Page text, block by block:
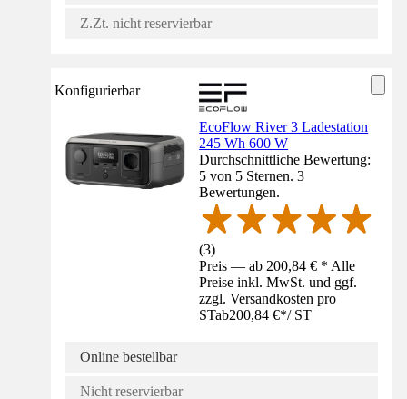
Z.Zt. nicht reservierbar
Konfigurierbar
EcoFlow River 3 Ladestation
245 Wh 600 W
Durchschnittliche Bewertung:
5 von 5 Sternen. 3
Bewertungen.
(3)
Preis — ab 200,84 € * Alle
Preise inkl. MwSt. und ggf.
zzgl. Versandkosten pro
STab200,84 €*/ ST
Online bestellbar
Nicht reservierbar